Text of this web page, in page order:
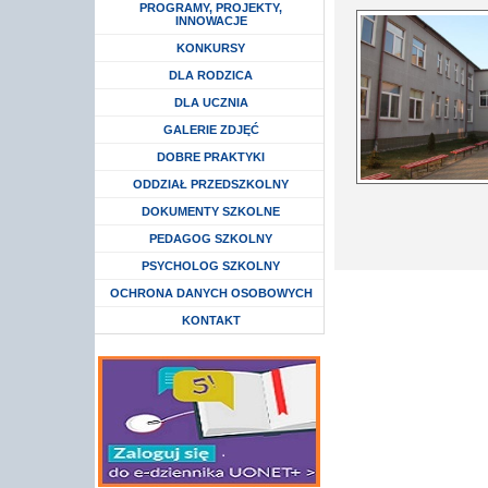
Rozwiń menu
PROGRAMY, PROJEKTY,
INNOWACJE
Rozwiń menu
KONKURSY
Rozwiń menu
DLA RODZICA
Rozwiń menu
DLA UCZNIA
GALERIE ZDJĘĆ
DOBRE PRAKTYKI
Rozwiń menu
ODDZIAŁ PRZEDSZKOLNY
DOKUMENTY SZKOLNE
Rozwiń menu
PEDAGOG SZKOLNY
Rozwiń menu
PSYCHOLOG SZKOLNY
Rozwiń menu
OCHRONA DANYCH OSOBOWYCH
KONTAKT